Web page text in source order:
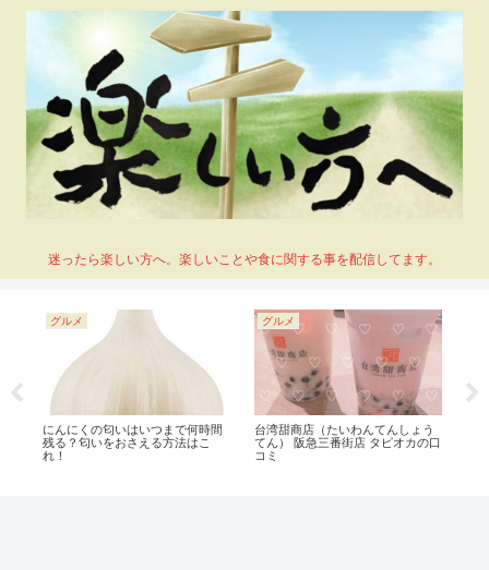
迷ったら楽しい方へ。楽しいことや食に関する事を配信してます。
グルメ
にんにくの匂いはいつまで何時間
残る？匂いをおさえる方法はこ
れ！
グルメ
台湾甜商店（たいわんてんしょう
てん） 阪急三番街店 タピオカの口
コミ